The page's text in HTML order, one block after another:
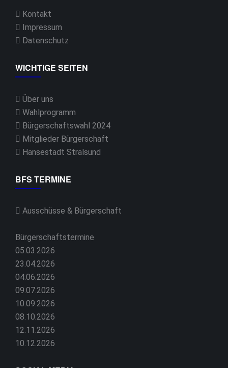
Kontakt
Impressum
Datenschutz
WICHTIGE SEITEN
Über uns
Wahlprogramm
Bürgerschaftswahl 2024
Mitglieder Bürgerschaft
Hansestadt Stralsund
BFS TERMINE
Ausschüsse & Bürgerschaft
Bürgerschaftstermine
05.03.2026
23.04.2026
04.06.2026
09.07.2026
10.09.2026
08.10.2026
12.11.2026
10.12.2026